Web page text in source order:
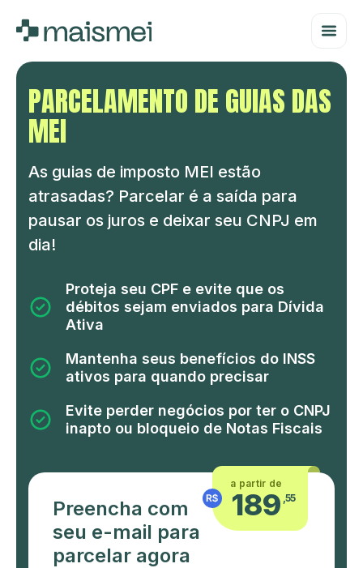
PARCELAMENTO DE GUIAS DAS
MEI
As guias de imposto MEI estão
atrasadas? Parcelar é a saída para
pausar os juros e deixar seu CNPJ em
dia!
Proteja seu CPF e evite que os
débitos sejam enviados para Dívida
Ativa
Mantenha seus benefícios do INSS
ativos para quando precisar
Evite perder negócios por ter o CNPJ
inapto ou bloqueio de Notas Fiscais
a partir de
189,55
Preencha com
seu e-mail para
parcelar agora